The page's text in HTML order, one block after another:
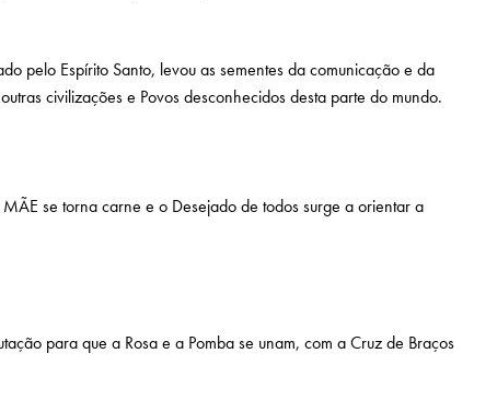
pelo Espírito Santo, levou as sementes da comunicação e da
civilizações e Povos desconhecidos desta parte do mundo.
se torna carne e o Desejado de todos surge a orientar a
para que a Rosa e a Pomba se unam, com a Cruz de Braços